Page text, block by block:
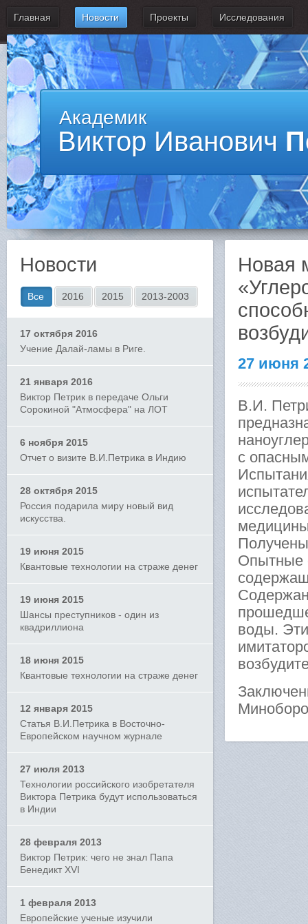
Главная Новости Проекты Исследования
Академик
Виктор Иванович
Новости
Все 2016 2015 2013-2003
17 октября 2016
Учение Далай-ламы в Риге.
21 января 2016
Виктор Петрик в передаче Ольги
Сорокиной "Атмосфера" на ЛОТ
6 ноября 2015
Отчет о визите В.И.Петрика в Индию
28 октября 2015
Россия подарила миру новый вид
искусства.
19 июня 2015
Квантовые технологии на страже денег
19 июня 2015
Шансы преступников - один из
квадриллиона
18 июня 2015
Квантовые технологии на страже денег
12 января 2015
Статья В.И.Петрика в Восточно-
Европейском научном журнале
27 июля 2013
Технологии российского изобретателя
Виктора Петрика будут использоваться
в Индии
28 февраля 2013
Виктор Петрик: чего не знал Папа
Бенедикт XVI
1 февраля 2013
Европейские ученые изучили
Новая
27 июня
В.И.
с
Опытные
воды.